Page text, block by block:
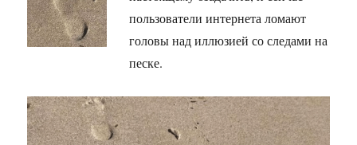
пользователи интернета ломают
головы над иллюзией со следами на
песке.